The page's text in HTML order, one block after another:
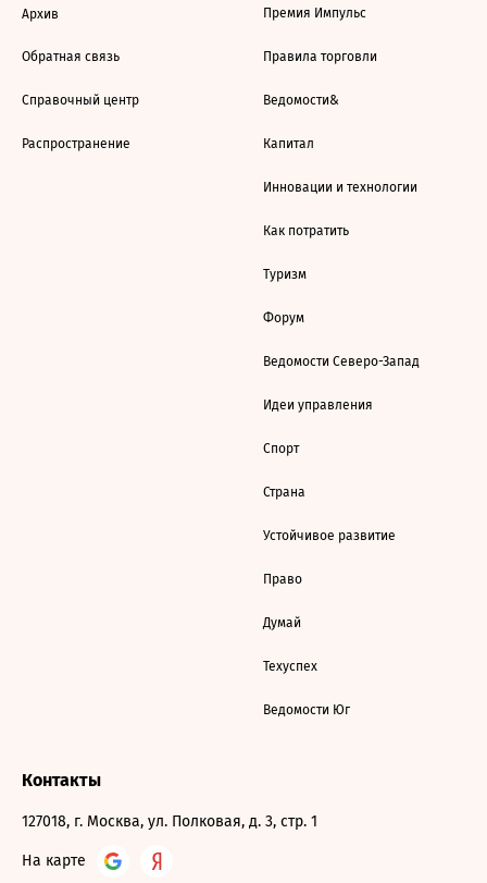
Архив
Обратная связь
Справочный центр
Распространение
Премия Импульс
Правила торговли
Ведомости&
Капитал
Инновации и технологии
Как потратить
Туризм
Форум
Ведомости Северо-Запад
Идеи управления
Спорт
Страна
Устойчивое развитие
Право
Думай
Техуспех
Ведомости Юг
Контакты
127018, г. Москва, ул. Полковая, д. 3, стр. 1
На карте